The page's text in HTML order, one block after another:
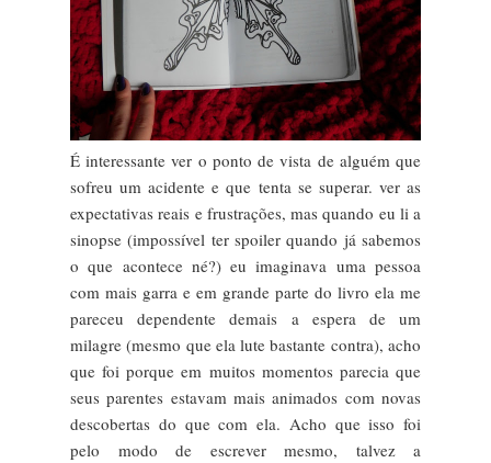
É interessante ver o ponto de vista de alguém que
sofreu um acidente e que tenta se superar. ver as
expectativas reais e frustrações, mas quando eu li a
sinopse (impossível ter spoiler quando já sabemos
o que acontece né?) eu imaginava uma pessoa
com mais garra e em grande parte do livro ela me
pareceu dependente demais a espera de um
milagre (mesmo que ela lute bastante contra), acho
que foi porque em muitos momentos parecia que
seus parentes estavam mais animados com novas
descobertas do que com ela. Acho que isso foi
pelo modo de escrever mesmo, talvez a